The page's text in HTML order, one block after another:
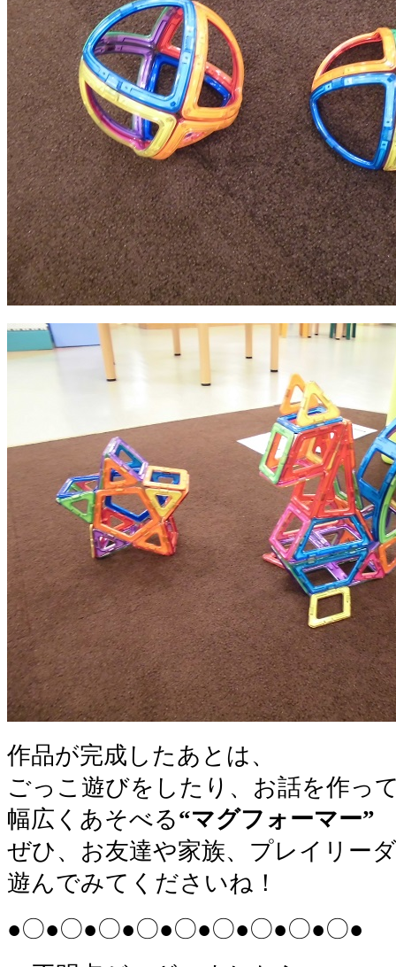
作品が完成したあとは、
ごっこ遊びをしたり、お話を作っ
幅広くあそべる“マグフォーマー”
ぜひ、お友達や家族、プレイリー
遊んでみてくださいね！
●〇●〇●〇●〇●〇●〇●〇●〇●〇●